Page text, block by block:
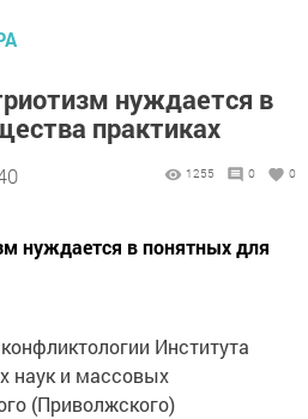
нуждается в
практиках
1255 0 0
нуждается в понятных для
Института
наук и массовых
(Приволжского)